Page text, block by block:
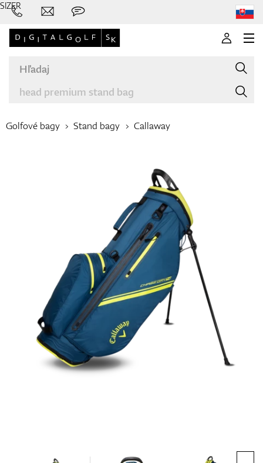
Palice
Oblečenie
Topánky
Rukavice
Golfové bagy Stand bagy Callaway
SIZER